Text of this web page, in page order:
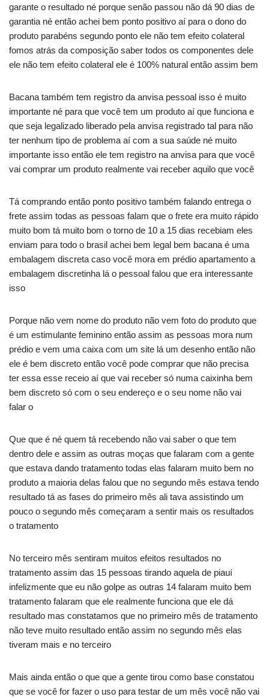
garante o resultado né porque senão passou não dá 90 dias de
garantia né então achei bem ponto positivo aí para o dono do
produto parabéns segundo ponto ele não tem efeito colateral
fomos atrás da composição saber todos os componentes dele
ele não tem efeito colateral ele é 100% natural então assim bem
Bacana também tem registro da anvisa pessoal isso é muito
importante né para que você tem um produto aí que funciona e
que seja legalizado liberado pela anvisa registrado tal para não
ter nenhum tipo de problema aí com a sua saúde né muito
importante isso então ele tem registro na anvisa para que você
vai comprar um produto realmente vai receber aquilo que você
Tá comprando então ponto positivo também falando entrega o
frete assim todas as pessoas falam que o frete era muito rápido
muito bom tá muito bom o torno de 10 a 15 dias recebiam eles
enviam para todo o brasil achei bem legal bem bacana é uma
embalagem discreta caso você mora em prédio apartamento a
embalagem discretinha lá o pessoal falou que era interessante
isso
Porque não vem nome do produto não vem foto do produto que
é um estimulante feminino então assim as pessoas mora num
prédio e vem uma caixa com um site lá um desenho então não
ele é bem discreto então você pode comprar que não precisa
ter essa esse receio aí que vai receber só numa caixinha bem
bem discreto só com o seu endereço e o seu nome não vai
falar o
Que que é né quem tá recebendo não vai saber o que tem
dentro dele e assim as outras moças que falaram com a gente
que estava dando tratamento todas elas falaram muito bem no
produto a maioria delas falou que no segundo mês estava tendo
resultado tá as fases do primeiro mês ali tava assistindo um
pouco o segundo mês começaram a sentir mais os resultados
o tratamento
No terceiro mês sentiram muitos efeitos resultados no
tratamento assim das 15 pessoas tirando aquela de piauí
infelizmente que eu não golpe as outras 14 falaram muito bem
tratamento falaram que ele realmente funciona que ele dá
resultado mas constatamos que no primeiro mês de tratamento
não teve muito resultado então assim no segundo mês elas
tiveram mais e no terceiro
Mais ainda então o que que a gente tirou como base constatou
que se você for fazer o uso para testar de um mês você não vai